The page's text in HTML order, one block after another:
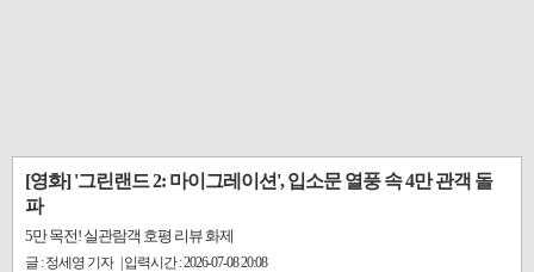
[영화] '그린랜드 2: 마이그레이션', 입소문 열풍 속 4만 관객 돌
파
5만 목전! 실관람객 호평 리뷰 화제
글 : 정세영 기자 | 입력시간 : 2026-07-08 20:08